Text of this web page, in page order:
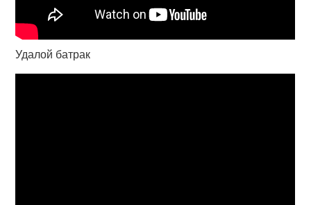
Удалой батрак